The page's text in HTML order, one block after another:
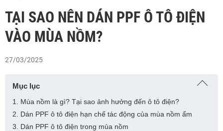
TẠI SAO NÊN DÁN PPF Ô TÔ ĐIỆN
VÀO MÙA NỒM?
27/03/2025
Mục lục
1. Mùa nồm là gì? Tại sao ảnh hưởng đến ô tô điện?
2. Dán PPF ô tô điện hạn chế tác động của mùa nồm ẩm
3. Dán PPF ô tô điện trong mùa nồm